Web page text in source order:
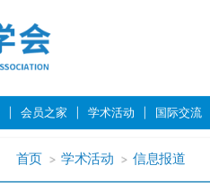
会员之家 学术活动 国际交流
首页 学术活动 信息报道